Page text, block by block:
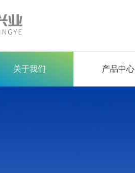
关于我们 产品中心